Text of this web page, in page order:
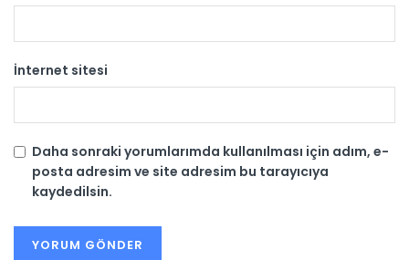
İnternet sitesi
Daha sonraki yorumlarımda kullanılması için adım, e-
posta adresim ve site adresim bu tarayıcıya
kaydedilsin.